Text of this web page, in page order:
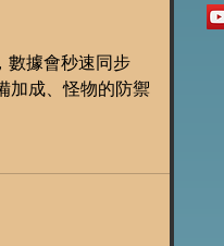
數據會秒速同步
加成、怪物的防禦